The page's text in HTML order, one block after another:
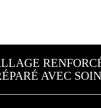
être
la
AVEC SOIN